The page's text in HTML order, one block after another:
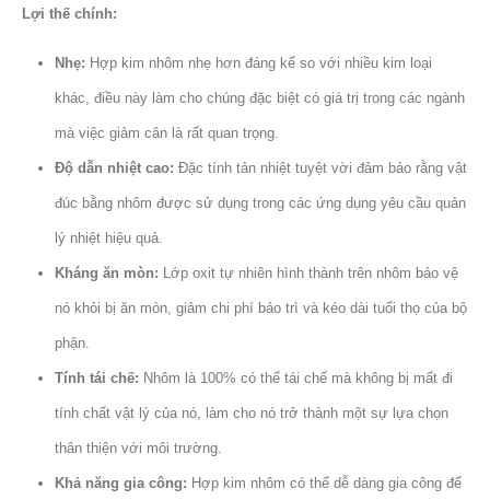
Lợi thế chính:
Nhẹ: Hợp kim nhôm nhẹ hơn đáng kể so với nhiều kim loại
khác, điều này làm cho chúng đặc biệt có giá trị trong các ngành
mà việc giảm cân là rất quan trọng.
Độ dẫn nhiệt cao: Đặc tính tản nhiệt tuyệt vời đảm bảo rằng vật
đúc bằng nhôm được sử dụng trong các ứng dụng yêu cầu quản
lý nhiệt hiệu quả.
Kháng ăn mòn: Lớp oxit tự nhiên hình thành trên nhôm bảo vệ
nó khỏi bị ăn mòn, giảm chi phí bảo trì và kéo dài tuổi thọ của bộ
phận.
Tính tái chế: Nhôm là 100% có thể tái chế mà không bị mất đi
tính chất vật lý của nó, làm cho nó trở thành một sự lựa chọn
thân thiện với môi trường.
Khả năng gia công: Hợp kim nhôm có thể dễ dàng gia công để